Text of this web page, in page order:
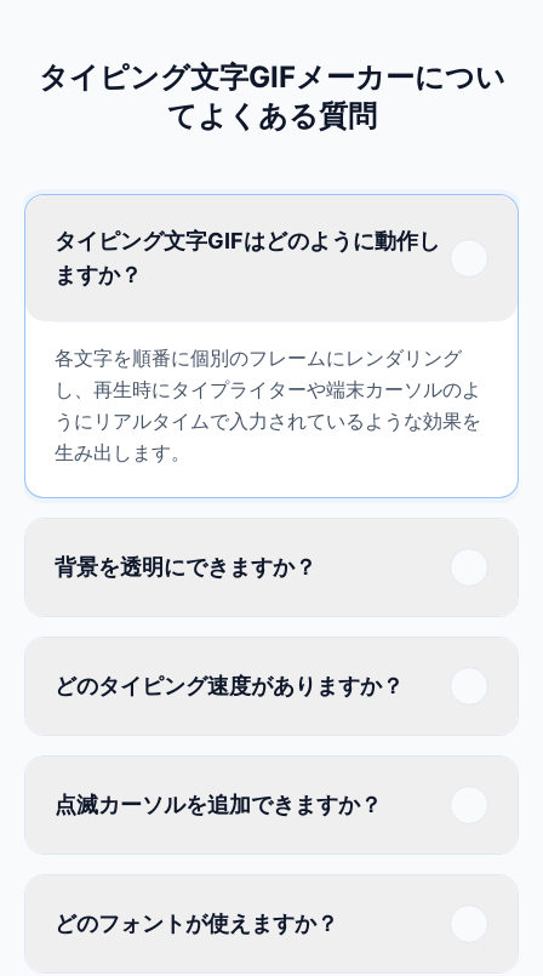
タイピング文字GIFメーカーについ
てよくある質問
タイピング文字GIFはどのように動作し
ますか？
各文字を順番に個別のフレームにレンダリング
し、再生時にタイプライターや端末カーソルのよ
うにリアルタイムで入力されているような効果を
生み出します。
背景を透明にできますか？
どのタイピング速度がありますか？
点滅カーソルを追加できますか？
どのフォントが使えますか？